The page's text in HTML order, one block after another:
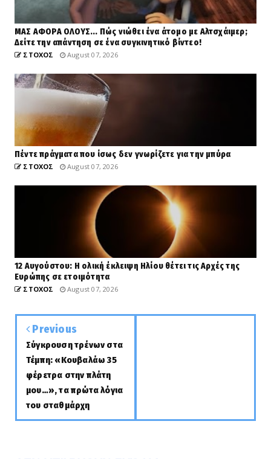
ΜΑΣ ΑΦΟΡΑ ΟΛΟΥΣ... Πώς νιώθει ένα άτομο με Αλτσχάιμερ;
Δείτε την απάντηση σε ένα συγκινητικό βίντεο!
ΣΤΟΧΟΣ August 07, 2026
Πέντε πράγματα που ίσως δεν γνωρίζετε για την μπύρα
ΣΤΟΧΟΣ August 07, 2026
12 Αυγούστου: Η ολική έκλειψη Ηλίου θέτει τις Αρχές της
Ευρώπης σε ετοιμότητα
ΣΤΟΧΟΣ August 07, 2026
Previous
Σύγκρουση τρένων στα
Τέμπη: «Κουβαλάω 35
φέρετρα στην πλάτη
μου…», τα πρώτα λόγια
του σταθμάρχη